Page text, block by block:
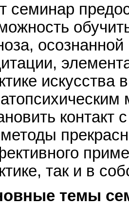
семинар
искусства
так и в
темы